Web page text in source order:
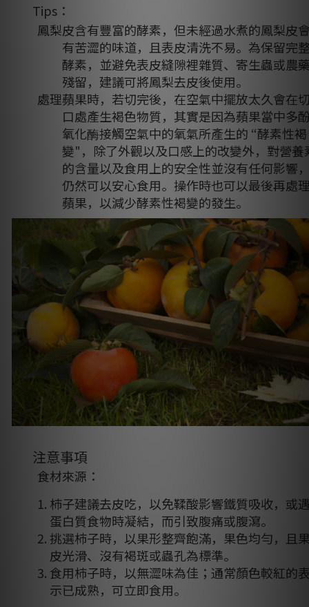
Tips：
鳳梨皮含有豐富的酵素，但未經過水煮的鳳梨皮
有苦澀的味道，且表皮清洗不易。為保留完
酵素，並避免表皮縫隙裡雜質、寄生蟲或農
殘留，建議可將鳳梨去皮後使用。
處理蘋果時，若切完後，在空氣中擺放太久會在
口處產生褐色物質，其實是因為蘋果當中多
氧化酶接觸空氣中的氧氣所產生的 “酵素性褐
變"，除了外觀以及口感上的改變外，對營養
的含量以及食用上的安全性並沒有任何影響
仍然可以安心食用。操作時也可以最後再處
蘋果，以減少酵素性褐變的發生。
注意事項
食材來源：
柿子建議去皮吃，以免鞣酸影響鐵質吸收，或
蛋白質食物時凝結，而引致腹痛或腹瀉。
挑選柿子時，以果形整齊飽滿，果色均勻，且
皮光滑、沒有褐斑或蟲孔為標準。
食用柿子時，以無澀味為佳；通常顏色較紅的
示已成熟，可立即食用。